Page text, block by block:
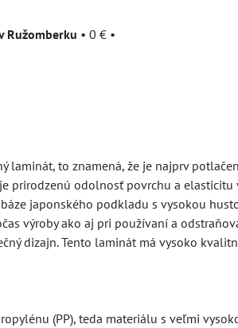
Ružomberku • 0 € •
laminát, to znamená, že je najprv
prirodzenú odolnosť povrchu a
japonského podkladu s vysokou
výroby ako aj pri používaní a
dizajn. Tento laminát má vysoko
(PP), teda materiálu s veľmi